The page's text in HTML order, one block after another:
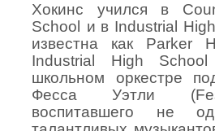
Хокинс
учился в
School и вIndustrial
известна
какParker
Industrial High School
школьном
оркестре
Фесса
Уэтли
воспитавшего
не